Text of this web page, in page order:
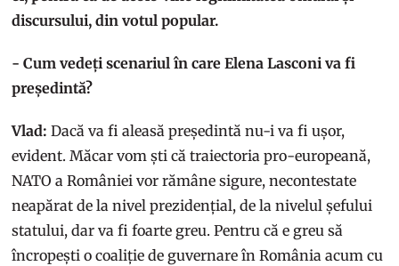
discursului, din votul popular.
- Cum vedeți scenariul în care Elena Lasconi va fi
președintă?
Vlad: Dacă va fi aleasă președintă nu-i va fi ușor,
evident. Măcar vom ști că traiectoria pro-europeană,
NATO a României vor rămâne sigure, necontestate
neapărat de la nivel prezidențial, de la nivelul șefului
statului, dar va fi foarte greu. Pentru că e greu să
încropești o coaliție de guvernare în România acum cu